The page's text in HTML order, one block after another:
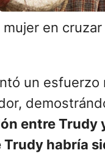
en
un esfuerzo
entre Trudy
Trudy habría